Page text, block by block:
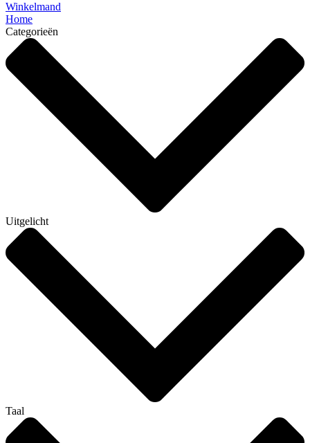
Winkelmand
Home
Categorieën
Uitgelicht
Taal